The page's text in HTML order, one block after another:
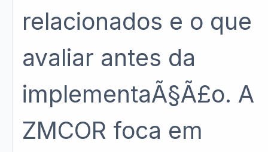
relacionados e o que
avaliar antes da
implementaÃ§Ã£o. A
ZMCOR foca em